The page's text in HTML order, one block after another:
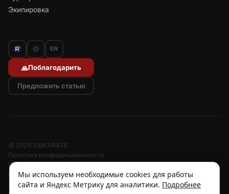
Экипировка
EN
🙏Поблагодарить
Предложить статью
© 2026 SIBKARATE
Политика конфиденциальности
Отписаться от рассылок
Согласие на обработку персональных данных
Согласие на рассылку
Мы используем необходимые cookies для работы
сайта и Яндекс Метрику для аналитики. Подробнее